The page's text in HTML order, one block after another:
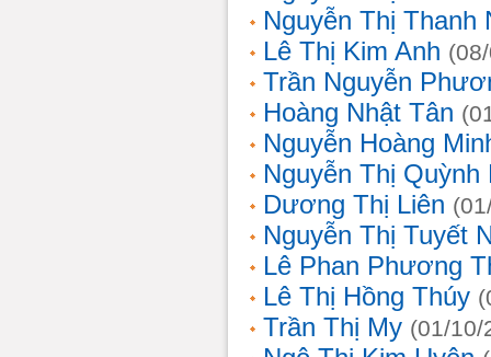
Nguyễn Thị Thanh
Lê Thị Kim Anh
Trần Nguyễn
Hoàng Nhật Tân
Nguyễn Hoàng
Nguyễn Thị Quỳnh
Dương Thị Liên
Nguyễn Thị Tuyết
Lê Phan Phương
Lê Thị Hồng Thúy
Trần Thị My (01/10/